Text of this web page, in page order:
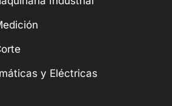
y Eléctricas